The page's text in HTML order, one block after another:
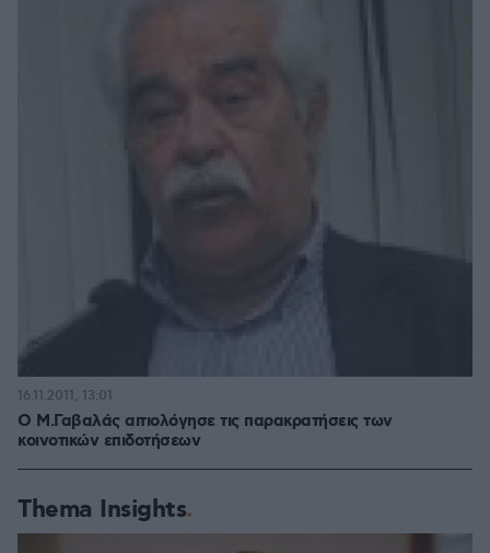
Ο Μ.Γαβαλάς αιτιολόγησε τις παρακρατήσεις των
κοινοτικών επιδοτήσεων
16.11.2011, 13:01
Thema Insights